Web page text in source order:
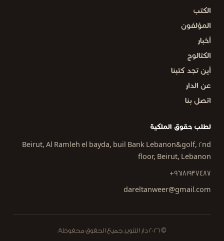
الكتب
المؤلفون
أخبار
الكتالوج
أين تجد كتبنا
عن الدار
اتصل بنا
لطلب حقوق الملكية
Beirut, Al Ramleh el bayda, buil Bank Lebanon&golf, 2nd
floor, Beirut, Lebanon
+96181937487
dareltanweer@gmail.com
© 2026 دار التنوير. جميع الحقوق محفوظة.